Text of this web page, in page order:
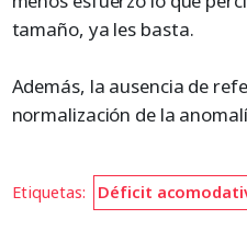
tamaño, ya les basta.
Además, la ausencia de
normalización de la
Etiquetas: Déficit